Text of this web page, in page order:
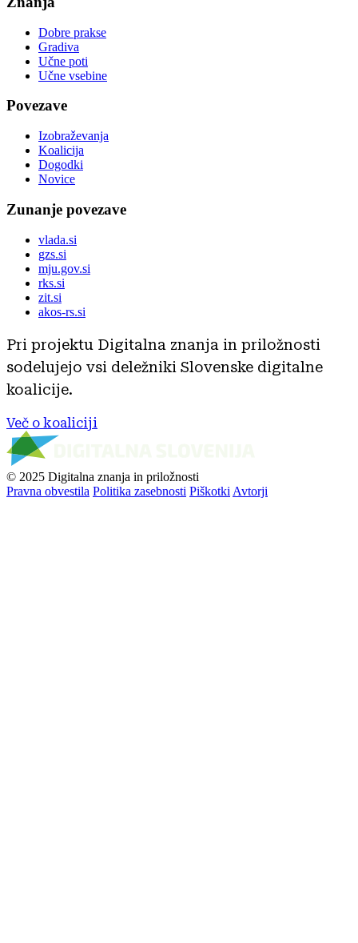
Dobre prakse
Gradiva
Učne poti
Učne vsebine
Povezave
Izobraževanja
Koalicija
Dogodki
Novice
Zunanje povezave
vlada.si
gzs.si
mju.gov.si
rks.si
zit.si
akos-rs.si
Pri projektu Digitalna znanja in priložnosti
sodelujejo vsi deležniki Slovenske digitalne
koalicije.
Več o koaliciji
© 2025 Digitalna znanja in priložnosti
Pravna obvestila Politika zasebnosti Piškotki Avtorji